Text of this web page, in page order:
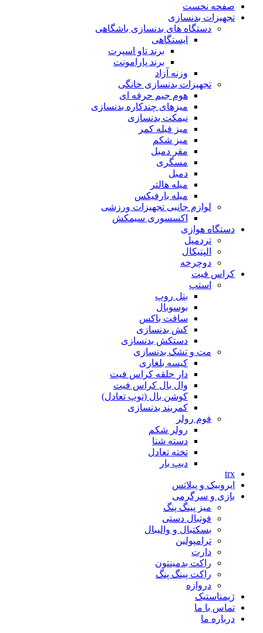
صفحه نخست
تجهیزات بدنسازی
دستگاه های بدنسازی باشگاهی
ایستگاهی
برند تاو اسپرت
برند پارامونت
وزنه آزاد
تجهیزات بدنسازی خانگی
هوم جیم حرفه ای
میزهای چندکاره بدنسازی
نیمکت بدنسازی
میز فیله کمر
میز شکم
مقر دمبل
مسگری
دمبل
میله هالتر
میله بارفیکس
لوازم جانبی تجهیزات ورزشی
اکسسوری سیمکش
دستگاه هوازی
تردمیل
الپتیکال
دوچرخه
کراس فیت
استپ
بتل روپ
بوسوبال
سافت باکس
کش بدنسازی
دستکش بدنسازی
مت و تشک بدنسازی
کیسه بلغاری
دار حلقه کراس فیت
وال بال کراس فیت
کوشن بال (توپ تعادل)
کمربند بدنسازی
فوم رولر
رولر شکم
دسته شنا
تخته تعادل
دیپ بار
trx
ایروبیک و پیلاتس
بازی و سرگرمی
میز پینگ پنگ
فوتبال دستی
بسکتبال و والیبال
ترامپولین
دارت
راکت بدمینتون
راکت پینگ پنگ
دروازه
ژیمناستیک
تماس با ما
درباره ما